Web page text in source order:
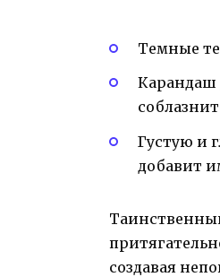
Темные
Карандаш
Густую и
добавит
создавая